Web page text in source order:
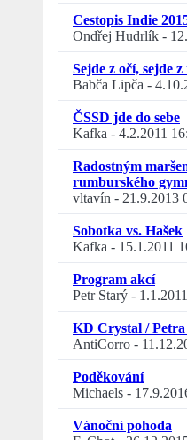
Cestopis Indie
Ondřej Hudrlík -
Sejde z očí, sejde
Babča Lipča -
ČSSD jde do sebe
Kafka - 4.2.2011
Radostným
rumburského
vltavín - 21.9.2013
Sobotka vs. Hašek
Kafka - 15.1.2011
Program akcí
Petr Starý -
KD Crystal /
AntiCorro -
Poděkování
Michaels -
Vánoční pohoda